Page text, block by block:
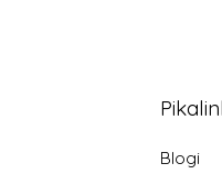
Blogi